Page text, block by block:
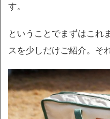
す。
ということでまずはこれ
スを少しだけご紹介。そ